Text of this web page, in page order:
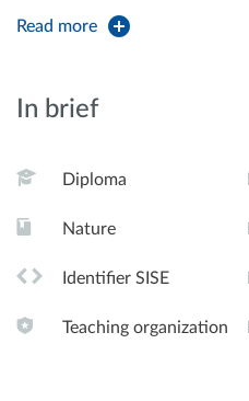
La mention de ce Master
Opérationnelle (RO).
connaissances suivantes :
intégration, déploiement,
allant des systèmes jusqu'au
Read more
In brief
Diploma
Nature
Identifier SISE
Teaching organization